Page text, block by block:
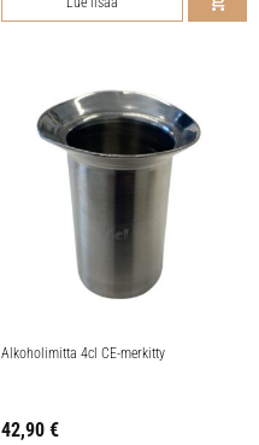
Alkoholimitta 4cl CE-merkitty
42,90 €